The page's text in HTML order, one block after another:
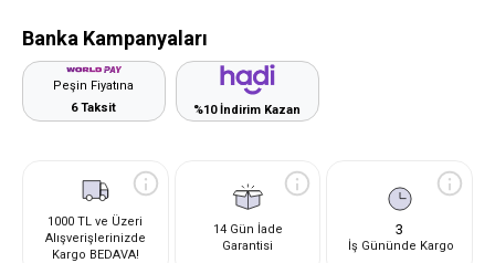
Banka Kampanyaları
Peşin Fiyatına
6 Taksit
%10 İndirim Kazan
1000 TL ve Üzeri
Alışverişlerinizde
Kargo BEDAVA!
14 Gün İade
Garantisi
3
İş Gününde Kargo